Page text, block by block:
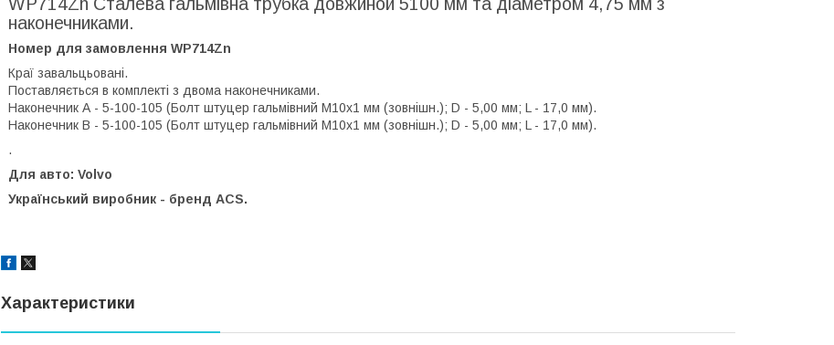
наконечниками.
Номер для замовлення WP714Zn
Краї завальцьовані.
Поставляється в комплекті з двома наконечниками.
Наконечник А - 5-100-105 (Болт штуцер гальмівний М10х1 мм (зовнішн.); D - 5,00 мм; L - 17,0 мм).
Наконечник В - 5-100-105 (Болт штуцер гальмівний М10х1 мм (зовнішн.); D - 5,00 мм; L - 17,0 мм).
.
Для авто: Volvo
Український виробник - бренд ACS.
Характеристики